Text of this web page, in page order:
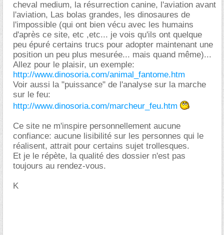
cheval medium, la résurrection canine, l'aviation avant
l'aviation, Las bolas grandes, les dinosaures de
l'impossible (qui ont bien vécu avec les humains
d'après ce site, etc ,etc... je vois qu'ils ont quelque
peu épuré certains trucs pour adopter maintenant une
position un peu plus mesurée... mais quand même)...
Allez pour le plaisir, un exemple:
http://www.dinosoria.com/animal_fantome.htm
Voir aussi la "puissance" de l'analyse sur la marche
sur le feu:
http://www.dinosoria.com/marcheur_feu.htm
Ce site ne m'inspire personnellement aucune
confiance: aucune lisibilité sur les personnes qui le
réalisent, attrait pour certains sujet trollesques.
Et je le répète, la qualité des dossier n'est pas
toujours au rendez-vous.
K